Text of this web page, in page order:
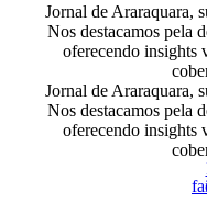
Jornal de Araraquara,
Nos destacamos pela
oferecendo insights
Jornal de Araraquara,
Nos destacamos pela
oferecendo insights